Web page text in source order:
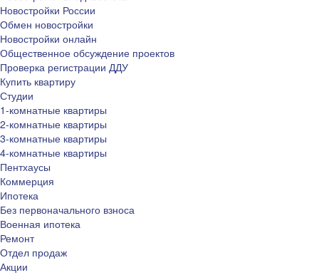
Новостройки России
Обмен новостройки
Новостройки онлайн
Общественное обсуждение проектов
Проверка регистрации ДДУ
Купить квартиру
Студии
1-комнатные квартиры
2-комнатные квартиры
3-комнатные квартиры
4-комнатные квартиры
Пентхаусы
Коммерция
Ипотека
Без первоначального взноса
Военная ипотека
Ремонт
Отдел продаж
Акции